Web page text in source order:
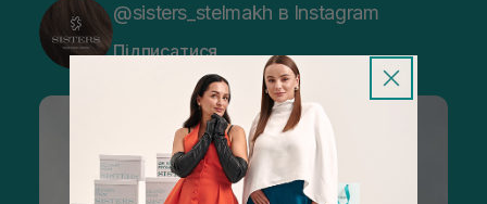
@sisters_stelmakh в Instagram
Підписатися